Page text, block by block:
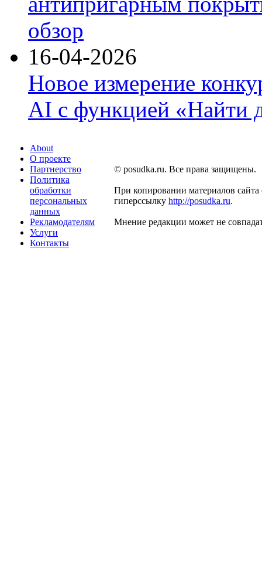
обзор
16-04-2026
Новое измерение
AI с функцией «Найти
About
О проекте
Партнерство
Политика
обработки
персональных
данных
Рекламодателям
Услуги
Контакты
© posudka.ru. Все права защищены.
При копировании материалов сайта
гиперссылку http://posudka.ru.
Мнение редакции может не